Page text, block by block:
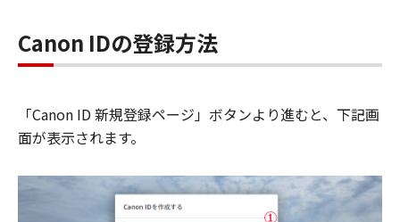
Canon IDの登録方法
「Canon ID 新規登録ページ」ボタンより進むと、下記画
面が表示されます。